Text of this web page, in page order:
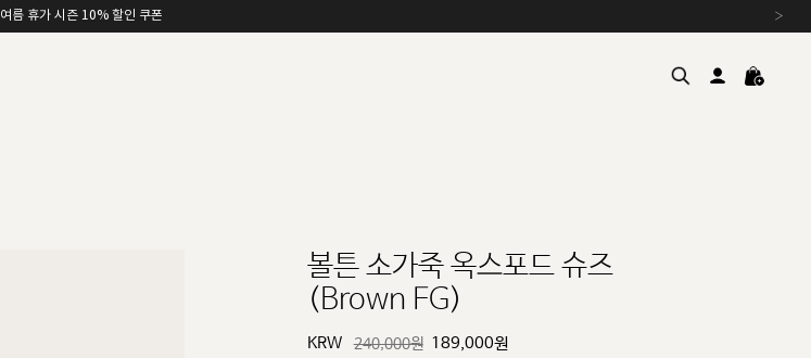
여름 휴가 시즌 10% 할인 쿠폰 ›
볼튼 소가죽 옥스포드 슈즈
(Brown FG)
KRW 240,000원 189,000원